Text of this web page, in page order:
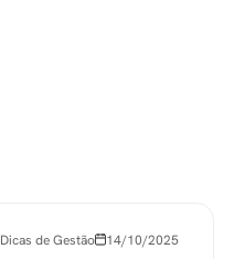
Dicas de Gestão 14/10/2025